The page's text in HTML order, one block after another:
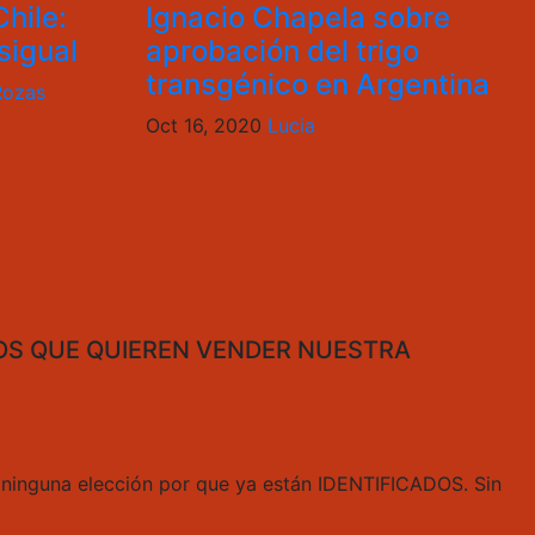
Ignacio Chapela sobre
aprobación del trigo
transgénico en Argentina
Oct 16, 2020 Lucia
QUE QUIEREN VENDER NUESTRA
elección por que ya están IDENTIFICADOS. Sin